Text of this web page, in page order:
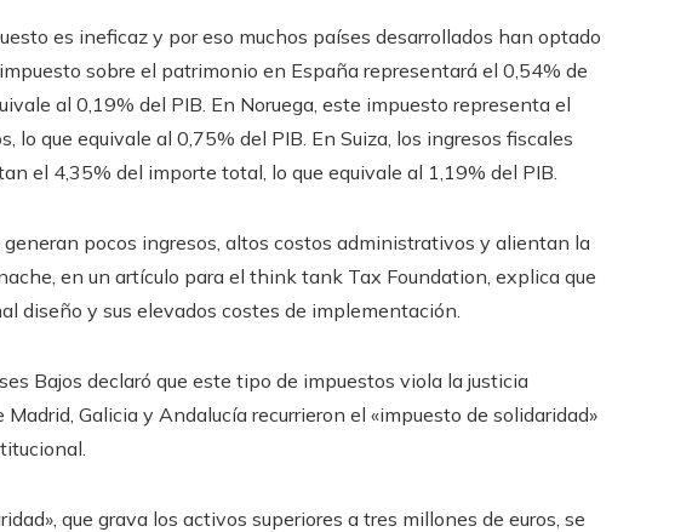
es ineficaz y por eso muchos países desarrollados han optado
sobre el patrimonio en España representará el 0,54% de
al 0,19% del PIB. En Noruega, este impuesto representa el
lo que equivale al 0,75% del PIB. En Suiza, los ingresos fiscales
el 4,35% del importe total, lo que equivale al 1,19% del PIB.
pocos ingresos, altos costos administrativos y alientan la
en un artículo para el think tank Tax Foundation, explica que
diseño y sus elevados costes de implementación.
Bajos declaró que este tipo de impuestos viola la justicia
Galicia y Andalucía recurrieron el «impuesto de solidaridad»
que grava los activos superiores a tres millones de euros, se